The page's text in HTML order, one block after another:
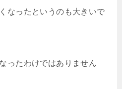
なったというのも大きいで
ったわけではありません